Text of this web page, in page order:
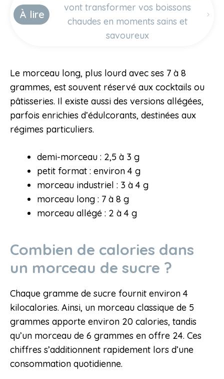
À lire
vont transformer vos boissons
chaudes en moments sains et
savoureux
Le morceau long, plus lourd avec ses 7 à 8
grammes, est souvent réservé aux cocktails ou
pâtisseries. Il existe aussi des versions allégées,
parfois enrichies d’édulcorants, destinées aux
régimes particuliers.
demi-morceau : 2,5 à 3 g
petit format : environ 4 g
morceau industriel : 3 à 4 g
morceau long : 7 à 8 g
morceau allégé : 2 à 4 g
Combien de calories dans
un morceau de sucre ?
Chaque gramme de sucre fournit environ 4
kilocalories. Ainsi, un morceau classique de 5
grammes apporte environ 20 calories, tandis
qu’un morceau de 6 grammes en offre 24. Ces
chiffres s’additionnent rapidement lors d’une
consommation quotidienne.